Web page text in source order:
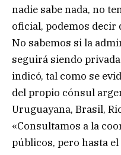
nadie sabe nada, no
oficial, podemos decir
No sabemos si la
seguirá siendo
indicó, tal como se
del propio cónsul
Uruguayana, Brasil,
«Consultamos a la
públicos, pero hasta